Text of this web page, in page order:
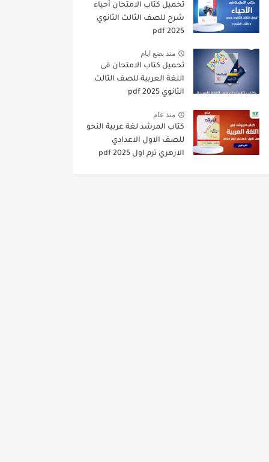
تحميل كتاب الامتحان أحياء
شرح للصف الثالث الثانوي
2025 pdf
منذ بضع ايام
تحميل كتاب الامتحان فى
اللغة العربية للصف الثالث
الثانوي 2025 pdf
منذ عام
كتاب المرشد لغة عربية النحو
للصف الاول الاعدادي
الازهري ترم اول 2025 pdf